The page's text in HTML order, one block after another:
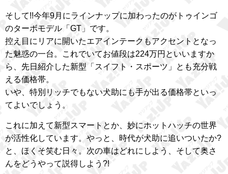
そして!!今年9月にラインナップに加わったのがトゥインゴ
のターボモデル「GT」です。
控え目にリアに開いたエアインテークもアクセントとなっ
た魅惑の一台。これでいてお値段は224万円といいますか
ら、先日紹介した新型「スイフト・スポーツ」とも充分戦
える価格帯。
いや、特別リッチでもない犬助にも手が出る価格帯といっ
てよいでしょう。
これに加えて新型スマートとか、妙にホットハッチの世界
が活性化しています。やっと、時代が犬助に追いついたか?
と、ほくそ笑む日々。次の車はどれにしよう、そして奥さ
んをどうやって説得しよう?!